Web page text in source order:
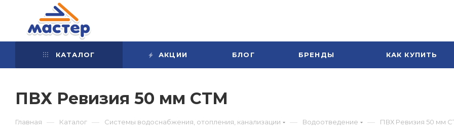
КАТАЛОГ АКЦИИ БЛОГ БРЕНДЫ КАК КУПИТЬ
ПВХ Ревизия 50 мм СТМ
Главная — Каталог — Системы водоснабжения, отопления, канализации — Водоотведение — ПВХ Ревизия 50 мм